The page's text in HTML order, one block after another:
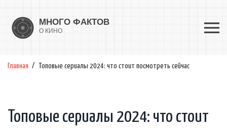
Главная Топовые сериалы 2024: что стоит посмотреть сейчас
Топовые сериалы 2024: что стоит